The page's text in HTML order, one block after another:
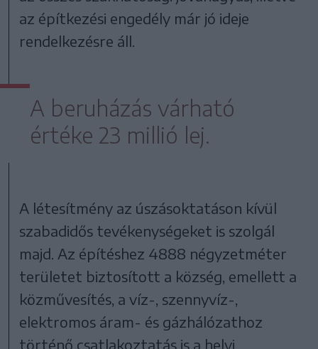
az építkezési engedély már jó ideje
rendelkezésre áll.
A beruházás várható
értéke 23 millió lej.
A létesítmény az úszásoktatáson kívül
szabadidős tevékenységeket is szolgál
majd. Az építéshez 4888 négyzetméter
területet biztosított a község, emellett a
közművesítés, a víz-, szennyvíz-,
elektromos áram- és gázhálózathoz
történő csatlakoztatás is a helyi